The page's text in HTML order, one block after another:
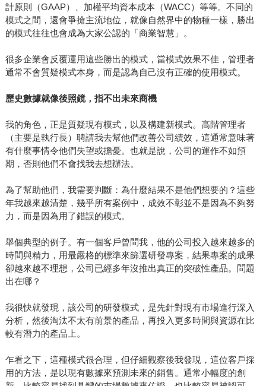
計原則（GAAP）、加權平均資本成本（WACC）等等。不同的
模式之間，還會爭搶主流地位，就像自然界中的物種一樣，勝出
的模式往往也會成為大家公認的「商業智慧」。
很多企業會反覆運用這些勝出的模式，當模式效果不佳，管理者
通常不會質疑模式本身，而是認為自己沒有正確的使用模式。
歷史數據就像後照鏡，指不出未來商機
我的角色，正是質疑現有模式，以及構建新模式。高階管理者
（主要是執行長）聘請我去幫他們改善公司績效，這通常意味著
有什麼事情令他們失望或擔憂。也就是說，公司的運作不如預
期，否則他們不會找我去想辦法。
為了幫助他們，我需要判斷：為什麼結果不是他們想要的？這些
年我越來越清楚，幾乎所有案例中，成效不彰並不是因為不夠努
力，而是因為用了錯誤的模式。
舉個典型的例子。有一個客戶曾問我，他的公司投入越來越多的
時間與精力，用最嚴格的標準來篩選研發專案，結果專案的成果
卻越來越不理想，公司已經多年沒推出真正的突破性產品。問題
出在哪？
我很快就發現，該公司的研發模式，是先針對現有市場進行深入
分析，然後淘汰不太有前景的產品，再投入更多時間與資源在比
較有潛力的產品上。
乍看之下，這種模式很合理，但仔細觀察後我發現，這位客戶採
用的方法，是以現有數據來預測未來的銷售。通常小幅度的創